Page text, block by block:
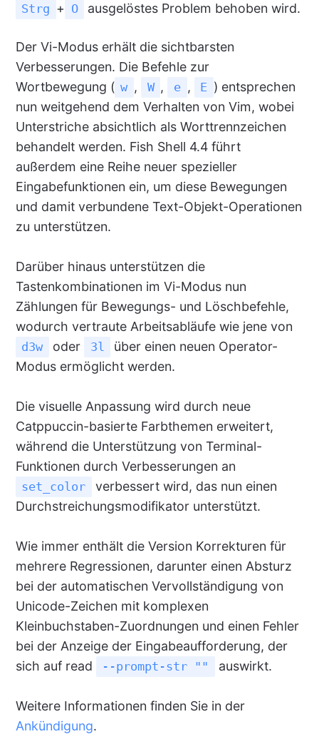
Strg + O ausgelöstes Problem behoben wird.
Der Vi-Modus erhält die sichtbarsten
Verbesserungen. Die Befehle zur
Wortbewegung ( w , W , e , E ) entsprechen
nun weitgehend dem Verhalten von Vim, wobei
Unterstriche absichtlich als Worttrennzeichen
behandelt werden. Fish Shell 4.4 führt
außerdem eine Reihe neuer spezieller
Eingabefunktionen ein, um diese Bewegungen
und damit verbundene Text-Objekt-Operationen
zu unterstützen.
Darüber hinaus unterstützen die
Tastenkombinationen im Vi-Modus nun
Zählungen für Bewegungs- und Löschbefehle,
wodurch vertraute Arbeitsabläufe wie jene von
d3w oder 3l
über einen neuen Operator-
Modus ermöglicht werden.
Die visuelle Anpassung wird durch neue
Catppuccin-basierte Farbthemen erweitert,
während die Unterstützung von Terminal-
Funktionen durch Verbesserungen an
set_color
verbessert wird, das nun einen
Durchstreichungsmodifikator unterstützt.
Wie immer enthält die Version Korrekturen für
mehrere Regressionen, darunter einen Absturz
bei der automatischen Vervollständigung von
Unicode-Zeichen mit komplexen
Kleinbuchstaben-Zuordnungen und einen Fehler
bei der Anzeige der Eingabeaufforderung, der
sich auf read
--prompt-str "" auswirkt.
Weitere Informationen finden Sie in der
Ankündigung.